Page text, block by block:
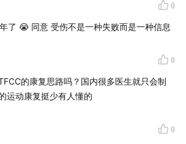
原蛋白，这就是为什么慢性全身炎症会
关节保护手段
——强壮的肌肉是关节
肌力量每提升 20%，膝关节的峰值压力
动范围的训练，让每一片软骨都获得营
伤经历
——在新西兰做物理治疗的完
0
了 😭 同意 受伤不是一种失败而是一种信息
0
的康复思路吗？国内很多医生就只会制
运动康复挺少有人懂的
0